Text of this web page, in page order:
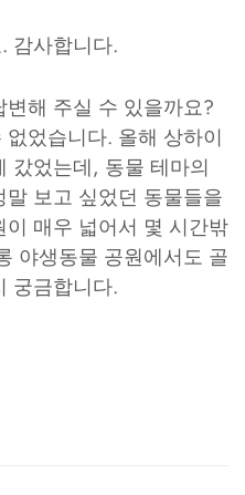
감사합니다.
해 주실 수 있을까요?
었습니다. 올해 상하이
갔었는데, 동물 테마의
보고 싶었던 동물들을
매우 넓어서 몇 시간밖
야생동물 공원에서도 골
궁금합니다.